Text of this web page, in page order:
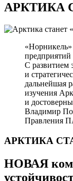
АРКТИКА
предприятий
С развитием
и
дальнейшая
изучения
и
Владимир
Правления
АРКТИКА
НОВАЯ